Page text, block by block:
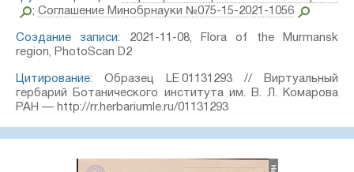
; Соглашение Минобрнауки №075-15-2021-1056
Создание записи: 2021-11-08, Flora of the Murmansk
region, PhotoScan D2
Цитирование: Образец LE 01131293 // Виртуальный
гербарий Ботанического института им. В. Л. Комарова
РАН — http://rr.herbariumle.ru/01131293